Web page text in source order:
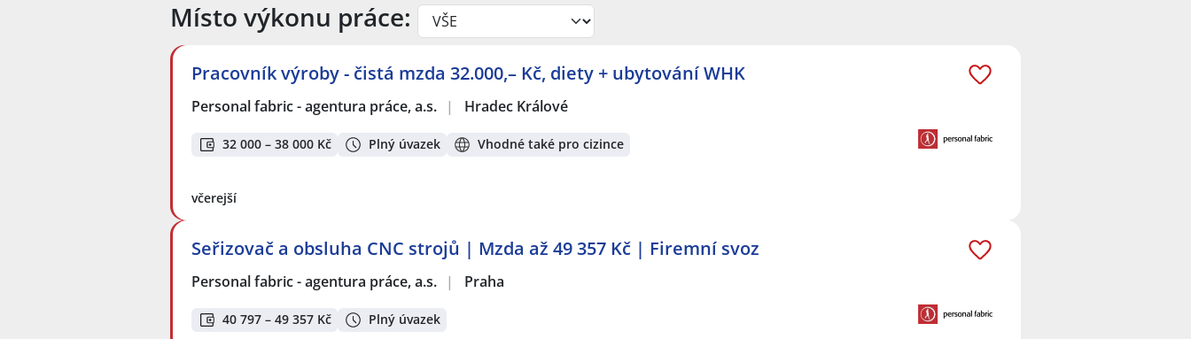
Místo výkonu práce:
Pracovník výroby - čistá mzda 32.000,– Kč, diety + ubytování WHK
Personal fabric - agentura práce, a.s. | Hradec Králové
32 000 – 38 000 Kč Plný úvazek Vhodné také pro cizince
včerejší
Seřizovač a obsluha CNC strojů | Mzda až 49 357 Kč | Firemní svoz
Personal fabric - agentura práce, a.s. | Praha
40 797 – 49 357 Kč Plný úvazek